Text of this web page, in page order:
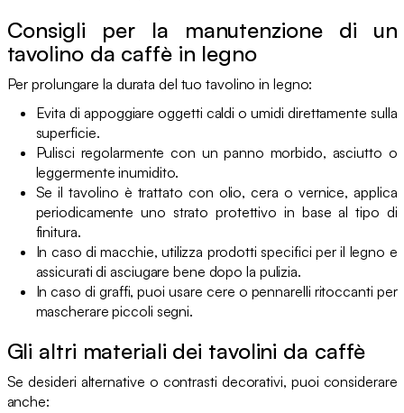
Consigli per la manutenzione di un
tavolino da caffè in legno
Per prolungare la durata del tuo tavolino in legno:
Evita di appoggiare oggetti caldi o umidi direttamente sulla
superficie.
Pulisci regolarmente con un panno morbido, asciutto o
leggermente inumidito.
Se il tavolino è trattato con olio, cera o vernice, applica
periodicamente uno strato protettivo in base al tipo di
finitura.
In caso di macchie, utilizza prodotti specifici per il legno e
assicurati di asciugare bene dopo la pulizia.
In caso di graffi, puoi usare cere o pennarelli ritoccanti per
mascherare piccoli segni.
Gli altri materiali dei tavolini da caffè
Se desideri alternative o contrasti decorativi, puoi considerare
anche: